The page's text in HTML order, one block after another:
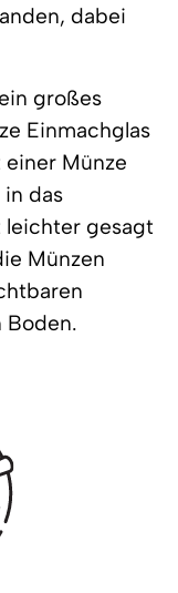
dabei
großes
Einmachglas
Münze
das
leichter gesagt
Münzen
Boden.